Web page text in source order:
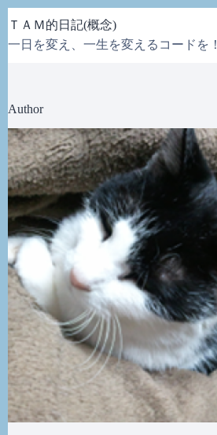
ン
テ
ス
キ
ッ
プ
ＴＡＭ的日記(概念)
一日を変え、一生を変えるコードを！
Author